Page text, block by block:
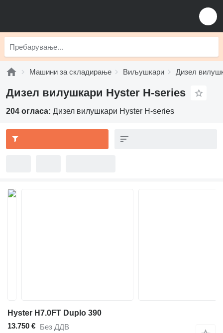
Машини за складирање Виљушкари Дизел
Дизел вилушкари Hyster H-series
204 огласа: Дизел вилушкари Hyster H-series
Hyster H7.0FT Duplo 390
13.750 € Без ДДВ